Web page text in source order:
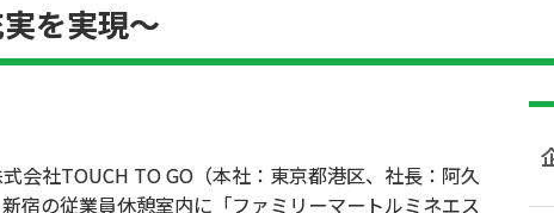
を実現～
会社TOUCH TO GO（本社：東京都港区、社長：阿久
宿の従業員休憩室内に「ファミリーマートルミネエス